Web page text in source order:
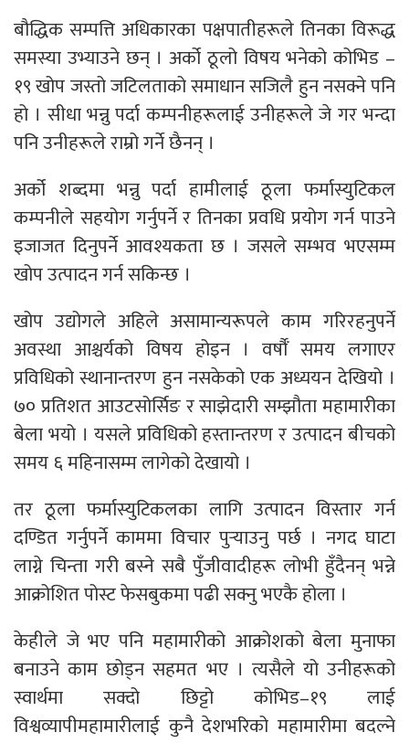
बौद्धिक सम्पत्ति अधिकारका पक्षपातीहरूले तिनका विरूद्ध
समस्या उभ्याउने छन् । अर्को ठूलो विषय भनेको कोभिड –
१९ खोप जस्तो जटिलताको समाधान सजिलै हुन नसक्ने पनि
हो । सीधा भन्नु पर्दा कम्पनीहरूलाई उनीहरूले जे गर भन्दा
पनि उनीहरूले राम्रो गर्ने छैनन् ।
अर्को शब्दमा भन्नु पर्दा हामीलाई ठूला फर्मास्युटिकल
कम्पनीले सहयोग गर्नुपर्ने र तिनका प्रवधि प्रयोग गर्न पाउने
इजाजत दिनुपर्ने आवश्यकता छ । जसले सम्भव भएसम्म
खोप उत्पादन गर्न सकिन्छ ।
खोप उद्योगले अहिले असामान्यरूपले काम गरिरहनुपर्ने
अवस्था आश्चर्यको विषय होइन । वर्षौँ समय लगाएर
प्रविधिको स्थानान्तरण हुन नसकेको एक अध्ययन देखियो ।
७० प्रतिशत आउटसोर्सिङ र साझेदारी सम्झौता महामारीका
बेला भयो । यसले प्रविधिको हस्तान्तरण र उत्पादन बीचको
समय ६ महिनासम्म लागेको देखायो ।
तर ठूला फर्मास्युटिकलका लागि उत्पादन विस्तार गर्न
दण्डित गर्नुपर्ने काममा विचार पुर्‍याउनु पर्छ । नगद घाटा
लाग्ने चिन्ता गरी बस्ने सबै पुँजीवादीहरू लोभी हुँदैनन् भन्ने
आक्रोशित पोस्ट फेसबुकमा पढी सक्नु भएकै होला ।
केहीले जे भए पनि महामारीको आक्रोशको बेला मुनाफा
बनाउने काम छोड्न सहमत भए । त्यसैले यो उनीहरूको
स्वार्थमा सक्दो छिट्टो कोभिड–१९ लाई
विश्वव्यापीमहामारीलाई कुनै देशभरिको महामारीमा बदल्ने